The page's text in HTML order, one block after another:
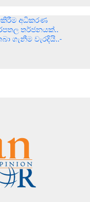
අධිකරණ
තර්ජනයක්..
ගැනීම වැරදියි..-